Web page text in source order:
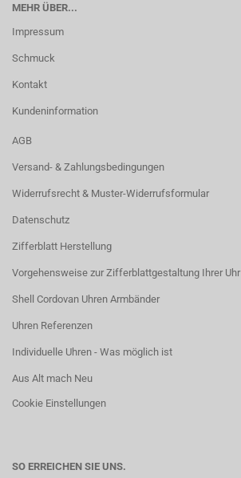
MEHR ÜBER...
Impressum
Schmuck
Kontakt
Kundeninformation
AGB
Versand- & Zahlungsbedingungen
Widerrufsrecht & Muster-Widerrufsformular
Datenschutz
Zifferblatt Herstellung
Vorgehensweise zur Zifferblattgestaltung Ihrer Uhr
Shell Cordovan Uhren Armbänder
Uhren Referenzen
Individuelle Uhren - Was möglich ist
Aus Alt mach Neu
Cookie Einstellungen
SO ERREICHEN SIE UNS.